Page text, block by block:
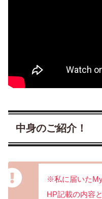
中身のご紹介！
※私に届いた
HP記載の内容